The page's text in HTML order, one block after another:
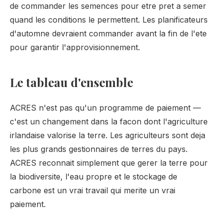
de commander les semences pour etre pret a semer
quand les conditions le permettent. Les planificateurs
d'automne devraient commander avant la fin de l'ete
pour garantir l'approvisionnement.
Le tableau d'ensemble
ACRES n'est pas qu'un programme de paiement —
c'est un changement dans la facon dont l'agriculture
irlandaise valorise la terre. Les agriculteurs sont deja
les plus grands gestionnaires de terres du pays.
ACRES reconnait simplement que gerer la terre pour
la biodiversite, l'eau propre et le stockage de
carbone est un vrai travail qui merite un vrai
paiement.